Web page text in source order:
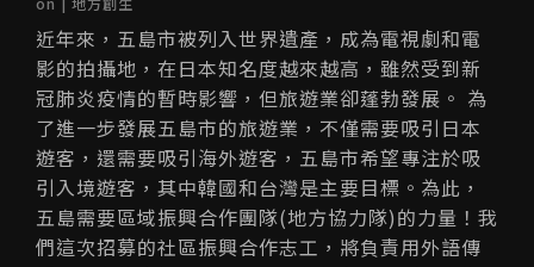
近年來，五島市被列入世界遺產，成為電視劇和電
影的拍攝地，在日本知名度越來越高，雖然受到新
冠肺炎疫情的暫時影響，但旅遊業卻蓬勃發展。 為
了進一步發展五島市的旅遊業，不僅需要吸引日本
遊客，還需要吸引海外遊客，五島市希望專注於吸
引入境遊客，其中韓國和台灣是主要目標。為此，
五島需要區域振興合作團隊(地方協力隊)的力量！我
們這次招募的社區振興合作志工，將負責用外語傳